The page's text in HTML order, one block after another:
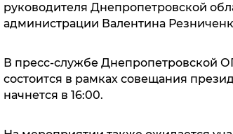
руководителя Днепропетровской
администрации Валентина
В пресс-службе Днепропетровской
состоится в рамках совещания
начнется в 16:00.